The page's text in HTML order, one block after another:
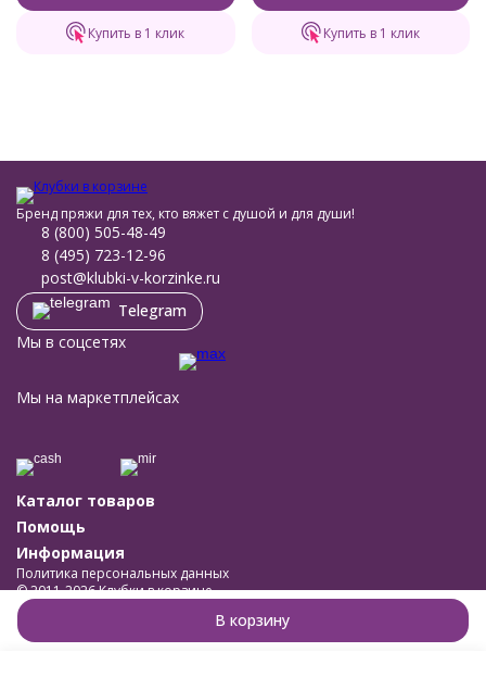
В корзину
Купить в 1 клик Купить в 1 клик
Бренд пряжи для тех, кто вяжет с душой и для души!
8 (800) 505-48-49
8 (495) 723-12-96
post@klubki-v-korzinke.ru
Telegram
Мы в соцсетях
Мы на маркетплейсах
Каталог товаров
Помощь
Информация
Политика персональных данных
© 2011-2026 Клубки в корзине
Разработано в